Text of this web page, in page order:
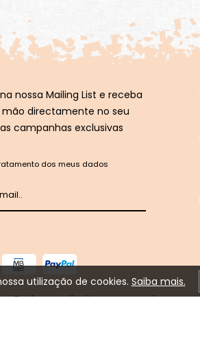
utilização de cookies. Saiba mais.
nossa Mailing List e receba
directamente no seu
campanhas exclusivas
dos meus dados
.Todos os direitos reservados